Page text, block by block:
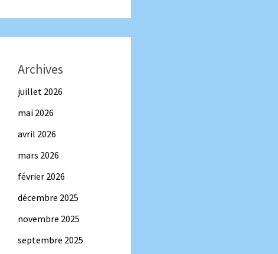
Archives
juillet 2026
mai 2026
avril 2026
mars 2026
février 2026
décembre 2025
novembre 2025
septembre 2025